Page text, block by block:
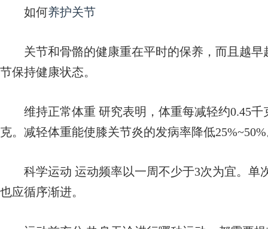
如何养护关节
关节和骨骼的健康重在平时的保养，而且越早
节保持健康状态。
维持正常体重 研究表明，体重每减轻约0.45千
克。减轻体重能使膝关节炎的发病率降低
科学运动 运动频率以一周不少于3次为宜。单
也应循序渐进。